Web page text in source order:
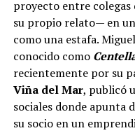
proyecto entre
su propio relato— en
como una estafa.
conocido como
recientemente por su
Viña del Mar, publicó
sociales donde apunta
su socio en un